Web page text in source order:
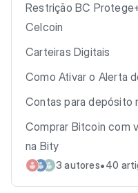
Restrição BC
Celcoin
Carteiras Digitais
Como Ativar o Alerta
Contas para depósito
Comprar Bitcoin com
na Bity
3 autores•40